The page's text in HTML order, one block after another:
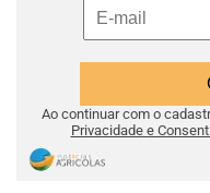
Ao continuar com o
Privacidade e